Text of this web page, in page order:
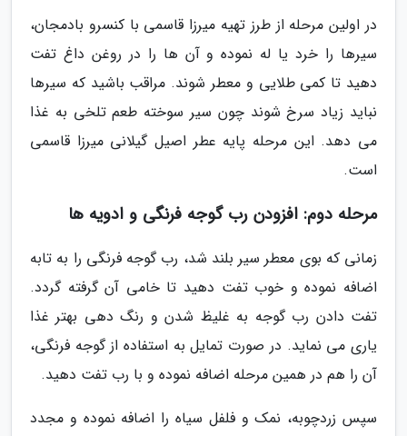
در اولین مرحله از طرز تهیه میرزا قاسمی با کنسرو بادمجان،
سیرها را خرد یا له نموده و آن ها را در روغن داغ تفت
دهید تا کمی طلایی و معطر شوند. مراقب باشید که سیرها
نباید زیاد سرخ شوند چون سیر سوخته طعم تلخی به غذا
می دهد. این مرحله پایه عطر اصیل گیلانی میرزا قاسمی
است.
مرحله دوم: افزودن رب گوجه فرنگی و ادویه ها
زمانی که بوی معطر سیر بلند شد، رب گوجه فرنگی را به تابه
اضافه نموده و خوب تفت دهید تا خامی آن گرفته گردد.
تفت دادن رب گوجه به غلیظ شدن و رنگ دهی بهتر غذا
یاری می نماید. در صورت تمایل به استفاده از گوجه فرنگی،
آن را هم در همین مرحله اضافه نموده و با رب تفت دهید.
سپس زردچوبه، نمک و فلفل سیاه را اضافه نموده و مجدد